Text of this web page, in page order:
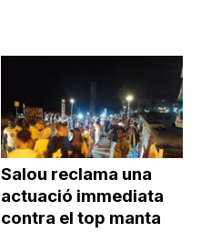
Salou reclama una
actuació immediata
contra el top manta